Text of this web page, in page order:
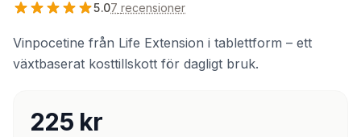
5.07 recensioner
Vinpocetine från Life Extension i tablettform – ett
växtbaserat kosttillskott för dagligt bruk.
225 kr